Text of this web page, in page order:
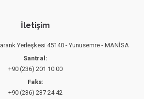
İletişim
Yerleşkesi 45140 - Yunusemre - MANİSA
Santral:
+90 (236) 201 10 00
Faks:
+90 (236) 237 24 42